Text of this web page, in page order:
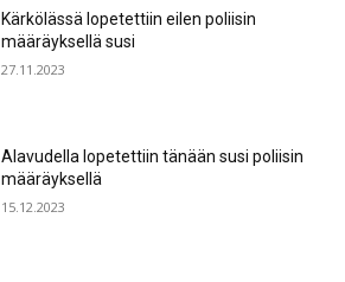
Kärkölässä lopetettiin eilen poliisin
määräyksellä susi
27.11.2023
Alavudella lopetettiin tänään susi poliisin
määräyksellä
15.12.2023